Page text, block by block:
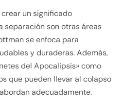
un significado
son otras áreas
se enfoca para
y duraderas. Además,
del Apocalipsis» como
que pueden llevar al colapso
adecuadamente.